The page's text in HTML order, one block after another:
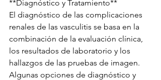
**Diagnóstico y Tratamiento**
El diagnóstico de las complicaciones
renales de las vasculitis se basa en la
combinación de la evaluación clínica,
los resultados de laboratorio y los
hallazgos de las pruebas de imagen.
Algunas opciones de diagnóstico y